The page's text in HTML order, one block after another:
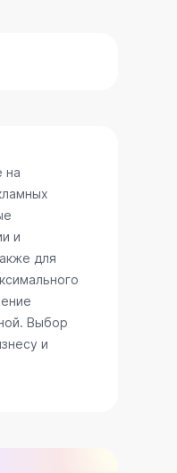
на
и
для
Выбор
и